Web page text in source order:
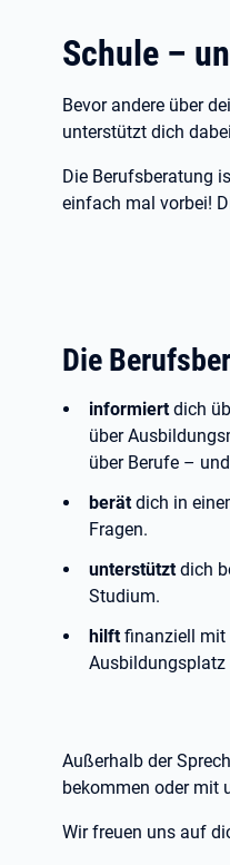
Schule –
Bevor andere über
unterstützt dich
Die Berufsberatung
einfach mal vorbei!
Die
informiertdich
über
über Berufe –
berätdich in
Fragen.
unterstütztdich
Studium.
hilftfinanziell mit
Ausbildungsplatz
Außerhalb der
bekommen oder mit
Wir freuen uns auf